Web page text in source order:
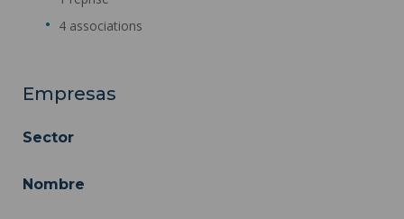
4 associations
Empresas
Sector
Nombre